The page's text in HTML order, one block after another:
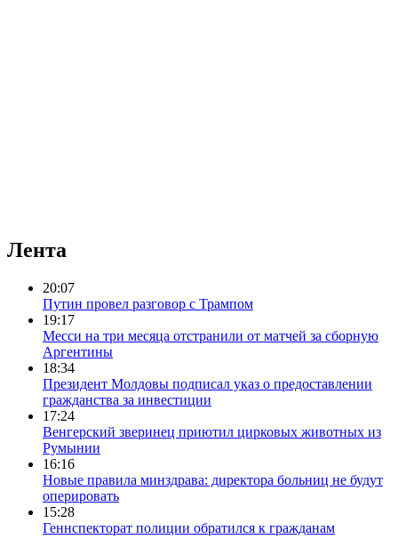
Лента
20:07
Путин провел разговор с Трампом
19:17
Месси на три месяца отстранили от матчей за сборную
Аргентины
18:34
Президент Молдовы подписал указ о предоставлении
гражданства за инвестиции
17:24
Венгерский зверинец приютил цирковых животных из
Румынии
16:16
Новые правила минздрава: директора больниц не будут
оперировать
15:28
Геннспекторат полиции обратился к гражданам